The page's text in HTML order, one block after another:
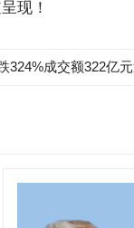
现！
324%成交额322亿元